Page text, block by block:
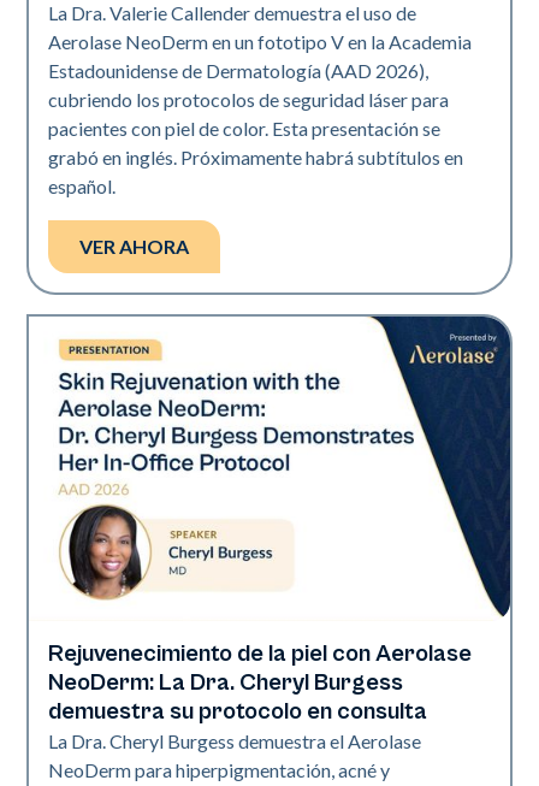
La Dra. Valerie Callender demuestra el uso de
Aerolase NeoDerm en un fototipo V en la Academia
Estadounidense de Dermatología (AAD 2026),
cubriendo los protocolos de seguridad láser para
pacientes con piel de color. Esta presentación se
grabó en inglés. Próximamente habrá subtítulos en
español.
VER AHORA
Neo Elite | Presentaciones
Rejuvenecimiento de la piel con Aerolase
NeoDerm: La Dra. Cheryl Burgess
demuestra su protocolo en consulta
La Dra. Cheryl Burgess demuestra el Aerolase
NeoDerm para hiperpigmentación, acné y